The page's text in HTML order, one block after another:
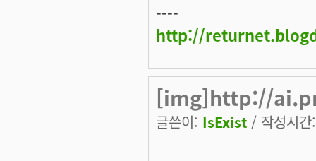
----
http://
[img]http://
글쓴이: IsExist / 작성시